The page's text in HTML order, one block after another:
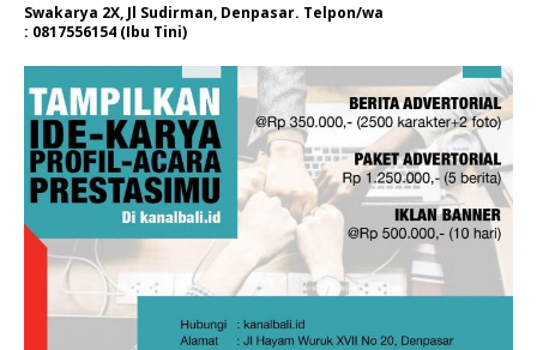
Swakarya 2X, Jl Sudirman, Denpasar. Telpon/wa
: 0817556154 (Ibu Tini)